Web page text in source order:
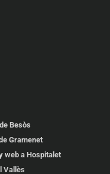
Besòs
Gramenet
web a Hospitalet
Vallès